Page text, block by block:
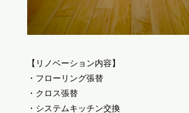
【リノベーション内容】
・フローリング張替
・クロス張替
・システムキッチン交換